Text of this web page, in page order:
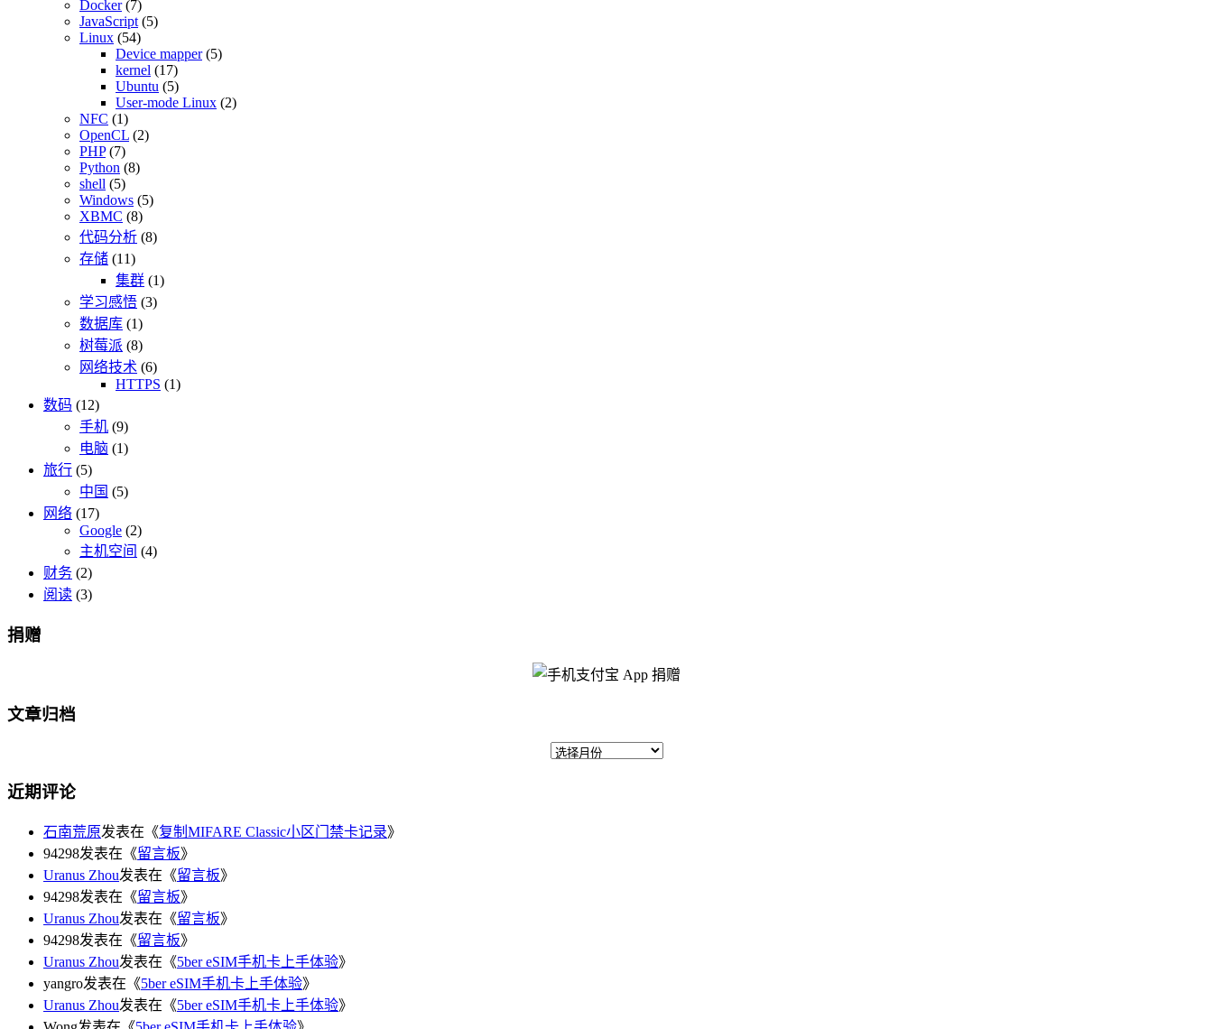
Docker(7)
JavaScript (5)
Linux (54)
Device mapper(5)
kernel (17)
Ubuntu (5)
User-mode Linux (2)
NFC (1)
OpenCL (2)
PHP(7)
Python (8)
shell (5)
Windows (5)
XBMC (8)
代码分析 (8)
存储 (11)
集群 (1)
学习感悟 (3)
数据库 (1)
树莓派 (8)
网络技术 (6)
HTTPS (1)
数码 (12)
手机 (9)
电脑 (1)
旅行 (5)
中国 (5)
网络 (17)
Google (2)
主机空间 (4)
财务 (2)
阅读 (3)
捐赠
文章归档
近期评论
石南荒原发表在《复制MIFARE Classic小区门禁卡记录》
94298发表在《留言板》
Uranus Zhou发表在《留言板》
94298发表在《留言板》
Uranus Zhou发表在《留言板》
94298发表在《留言板》
Uranus Zhou发表在《5ber eSIM手机卡上手体验》
yangro发表在《5ber eSIM手机卡上手体验》
Uranus Zhou发表在《5ber eSIM手机卡上手体验》